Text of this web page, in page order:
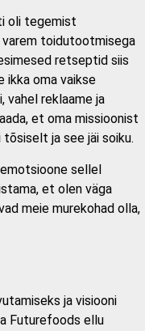
oli tegemist
varem toidutootmisega
retseptid siis
ikka oma vaikse
vahel reklaame ja
et oma missioonist
ja see jäi soiku.
sellel
et olen väga
meie murekohad olla,
ja visiooni
Futurefoods ellu